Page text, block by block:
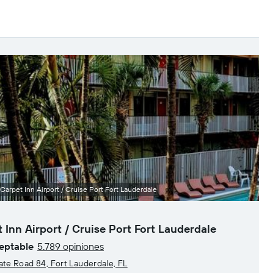
Inn Airport / Cruise Port Fort Lauderdale
5.789 opiniones
Road 84, Fort Lauderdale, FL
Inn Airport / Cruise Port Fort Lauderdale